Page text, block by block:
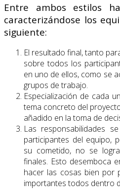
Entre ambos estilos
caracterizándose los
siguiente:
El resultado final, tanto
sobre todos los
en uno de ellos, como se
grupos de trabajo.
Especialización de cada
tema concreto del
añadido en la toma de
Las responsabilidades
participantes del equipo,
su cometido, no se
finales. Esto desemboca
hacer las cosas bien por
importantes todos dentro